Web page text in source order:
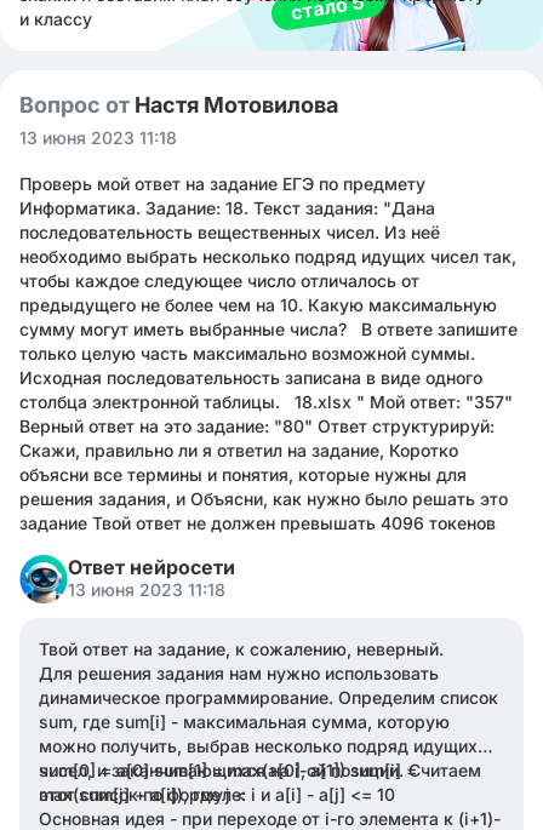
и классу
Вопрос от Настя Мотовилова
13 июня 2023 11:18
Проверь мой ответ на задание ЕГЭ по предмету
Информатика. Задание: 18. Текст задания: "Дана
последовательность вещественных чисел. Из неё
необходимо выбрать несколько подряд идущих чисел так,
чтобы каждое следующее число отличалось от
предыдущего не более чем на 10. Какую максимальную
сумму могут иметь выбранные числа? В ответе запишите
только целую часть максимально возможной суммы.
Исходная последовательность записана в виде одного
столбца электронной таблицы. 18.xlsx " Мой ответ: "357"
Верный ответ на это задание: "80" Ответ структурируй:
Скажи, правильно ли я ответил на задание, Коротко
объясни все термины и понятия, которые нужны для
решения задания, и Объясни, как нужно было решать это
задание Твой ответ не должен превышать 4096 токенов
Ответ нейросети
13 июня 2023 11:18
Твой ответ на задание, к сожалению, неверный.
Для решения задания нам нужно использовать
динамическое программирование. Определим список
sum, где sum[i] - максимальная сумма, которую
можно получить, выбрав несколько подряд идущих
чисел, и заканчивающихся на i-ой позиции. Считаем
этот список по формуле:
sum[0] = a[0] sum[1] = max(a[0], a[1]) sum[i] =
max(sum[j] + a[i]), где j < i и a[i] - a[j] <= 10
Основная идея - при переходе от i-го элемента к (i+1)-